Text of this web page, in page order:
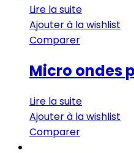
Lire la suite
Ajouter à la wishlist
Comparer
Micro ondes
Lire la suite
Ajouter à la wishlist
Comparer